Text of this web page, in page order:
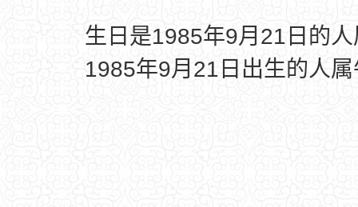
生日是1985年9月21日的
1985年9月21日出生的人